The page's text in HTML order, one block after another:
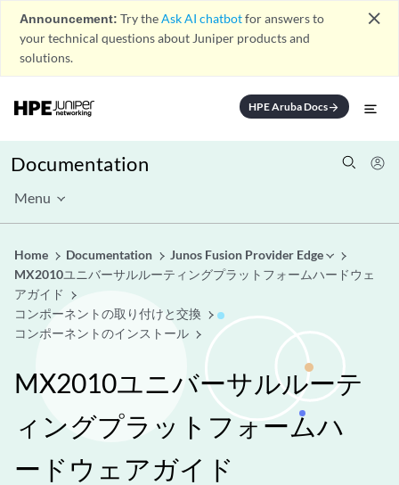
Announcement: Try theAsk AI chatbotfor answers to
your technical questions about Juniper products and
solutions.
close
HPE Aruba Docsarrow_forward
Documentation
Menu
Home Documentation
Junos Fusion Provider Edge
MX2010ユニバーサルルーティングプラットフォームハードウェ
アガイド
コンポーネントの取り付けと交換
コンポーネントのインストール
MX2010ユニバーサルルーテ
ィングプラットフォームハ
ードウェアガイド